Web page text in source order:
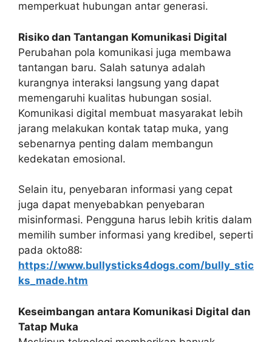
memperkuat hubungan antar generasi.
Risiko dan Tantangan Komunikasi Digital
Perubahan pola komunikasi juga membawa
tantangan baru. Salah satunya adalah
kurangnya interaksi langsung yang dapat
memengaruhi kualitas hubungan sosial.
Komunikasi digital membuat masyarakat lebih
jarang melakukan kontak tatap muka, yang
sebenarnya penting dalam membangun
kedekatan emosional.
Selain itu, penyebaran informasi yang cepat
juga dapat menyebabkan penyebaran
misinformasi. Pengguna harus lebih kritis dalam
memilih sumber informasi yang kredibel, seperti
pada okto88:
https://www.bullysticks4dogs.com/bully_stic
ks_made.htm
Keseimbangan antara Komunikasi Digital dan
Tatap Muka